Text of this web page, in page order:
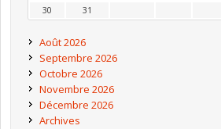
30
31
Août 2026
Septembre 2026
Octobre 2026
Novembre 2026
Décembre 2026
Archives